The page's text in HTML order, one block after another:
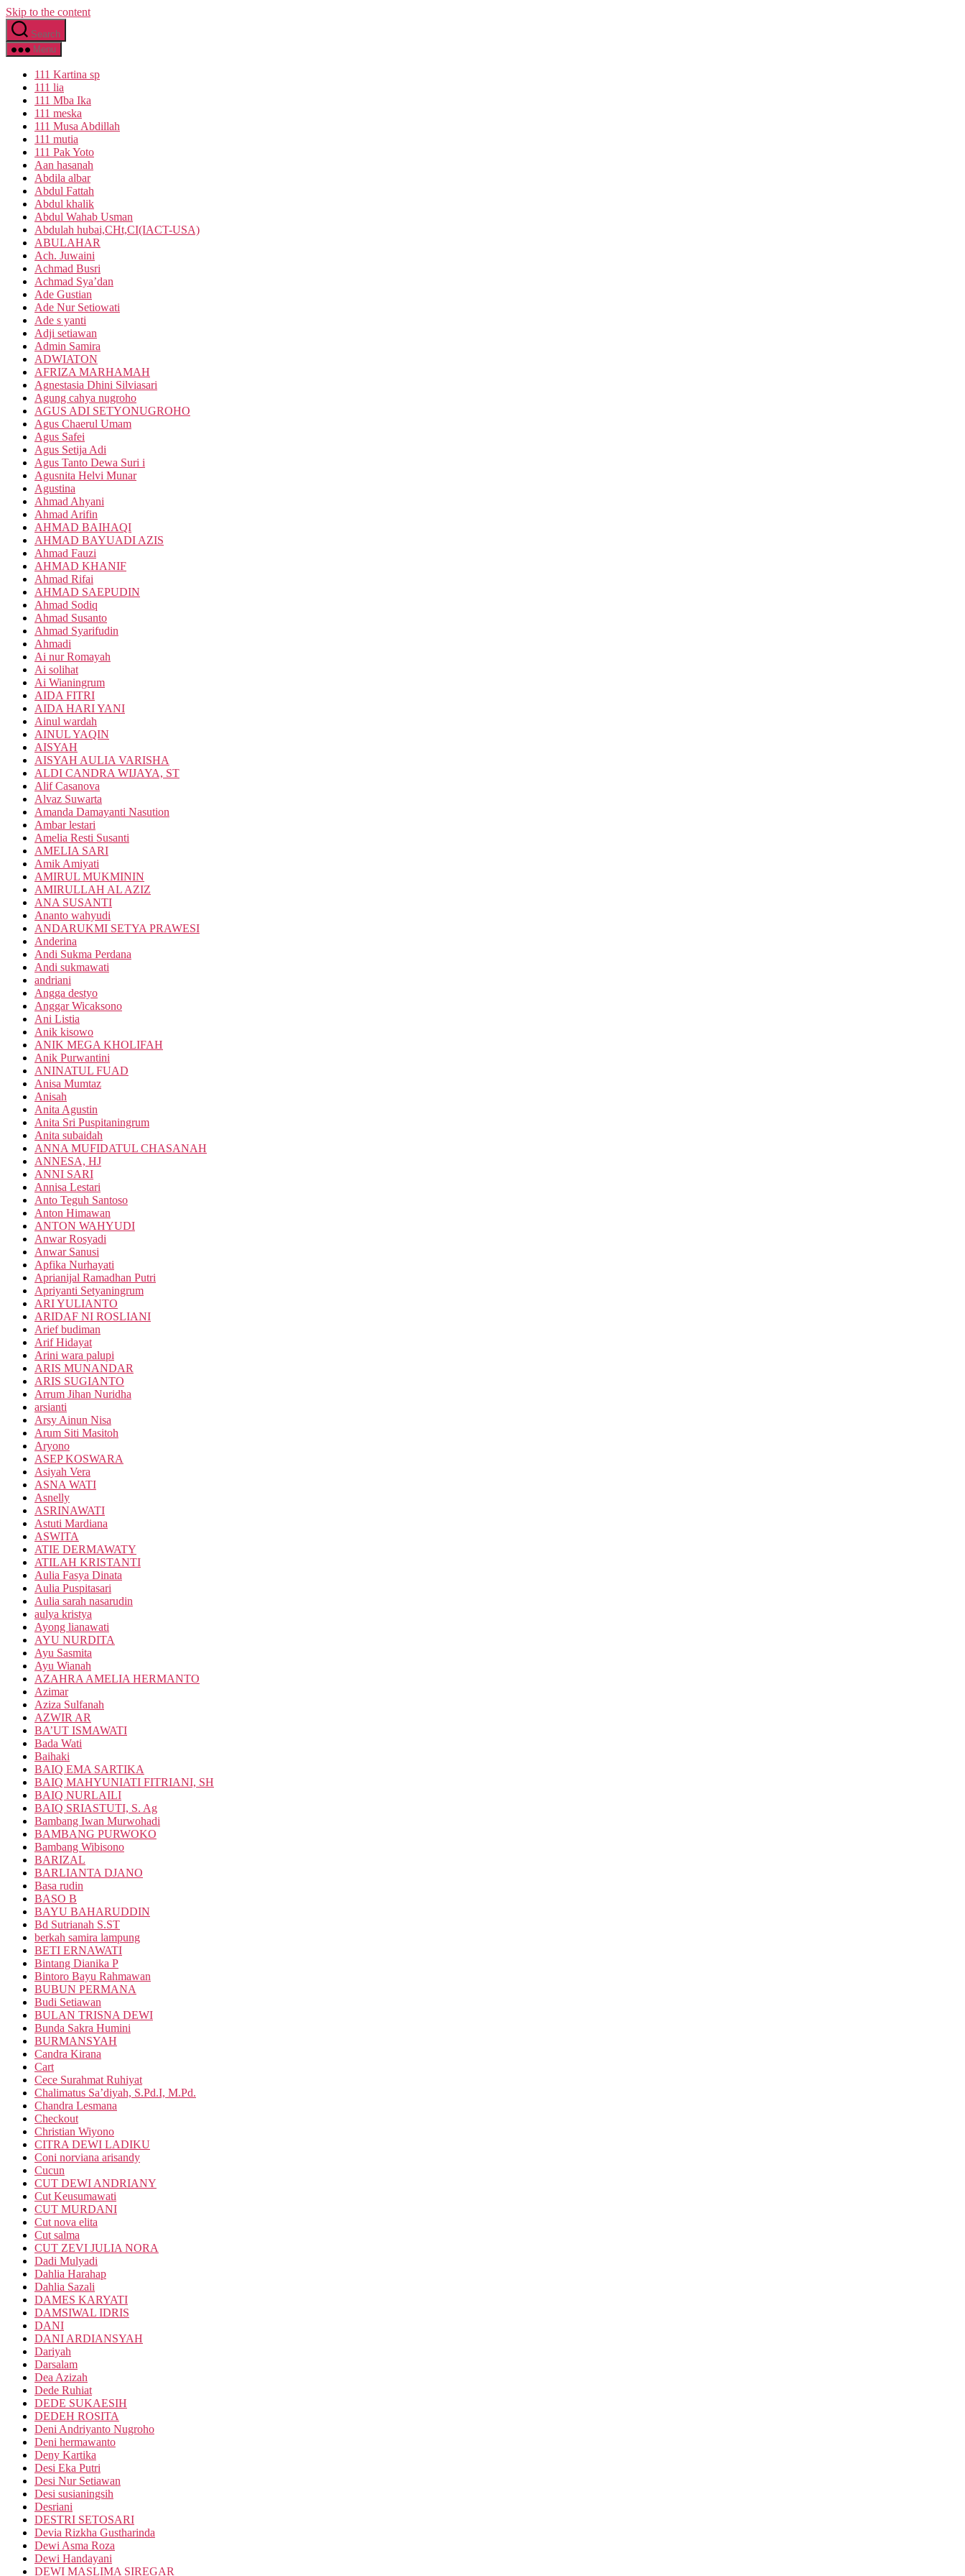
Skip to the content
Search
Menu
111 Kartina sp
111 lia
111 Mba Ika
111 meska
111 Musa Abdillah
111 mutia
111 Pak Yoto
Aan hasanah
Abdila albar
Abdul Fattah
Abdul khalik
Abdul Wahab Usman
Abdulah hubai,CHt,CI(IACT-USA)
ABULAHAR
Ach. Juwaini
Achmad Busri
Achmad Sya’dan
Ade Gustian
Ade Nur Setiowati
Ade s yanti
Adji setiawan
Admin Samira
ADWIATON
AFRIZA MARHAMAH
Agnestasia Dhini Silviasari
Agung cahya nugroho
AGUS ADI SETYONUGROHO
Agus Chaerul Umam
Agus Safei
Agus Setija Adi
Agus Tanto Dewa Suri i
Agusnita Helvi Munar
Agustina
Ahmad Ahyani
Ahmad Arifin
AHMAD BAIHAQI
AHMAD BAYUADI AZIS
Ahmad Fauzi
AHMAD KHANIF
Ahmad Rifai
AHMAD SAEPUDIN
Ahmad Sodiq
Ahmad Susanto
Ahmad Syarifudin
Ahmadi
Ai nur Romayah
Ai solihat
Ai Wianingrum
AIDA FITRI
AIDA HARI YANI
Ainul wardah
AINUL YAQIN
AISYAH
AISYAH AULIA VARISHA
ALDI CANDRA WIJAYA, ST
Alif Casanova
Alvaz Suwarta
Amanda Damayanti Nasution
Ambar lestari
Amelia Resti Susanti
AMELIA SARI
Amik Amiyati
AMIRUL MUKMININ
AMIRULLAH AL AZIZ
ANA SUSANTI
Ananto wahyudi
ANDARUKMI SETYA PRAWESI
Anderina
Andi Sukma Perdana
Andi sukmawati
andriani
Angga destyo
Anggar Wicaksono
Ani Listia
Anik kisowo
ANIK MEGA KHOLIFAH
Anik Purwantini
ANINATUL FUAD
Anisa Mumtaz
Anisah
Anita Agustin
Anita Sri Puspitaningrum
Anita subaidah
ANNA MUFIDATUL CHASANAH
ANNESA, HJ
ANNI SARI
Annisa Lestari
Anto Teguh Santoso
Anton Himawan
ANTON WAHYUDI
Anwar Rosyadi
Anwar Sanusi
Apfika Nurhayati
Aprianijal Ramadhan Putri
Apriyanti Setyaningrum
ARI YULIANTO
ARIDAF NI ROSLIANI
Arief budiman
Arif Hidayat
Arini wara palupi
ARIS MUNANDAR
ARIS SUGIANTO
Arrum Jihan Nuridha
arsianti
Arsy Ainun Nisa
Arum Siti Masitoh
Aryono
ASEP KOSWARA
Asiyah Vera
ASNA WATI
Asnelly
ASRINAWATI
Astuti Mardiana
ASWITA
ATIE DERMAWATY
ATILAH KRISTANTI
Aulia Fasya Dinata
Aulia Puspitasari
Aulia sarah nasarudin
aulya kristya
Ayong lianawati
AYU NURDITA
Ayu Sasmita
Ayu Wianah
AZAHRA AMELIA HERMANTO
Azimar
Aziza Sulfanah
AZWIR AR
BA’UT ISMAWATI
Bada Wati
Baihaki
BAIQ EMA SARTIKA
BAIQ MAHYUNIATI FITRIANI, SH
BAIQ NURLAILI
BAIQ SRIASTUTI, S. Ag
Bambang Iwan Murwohadi
BAMBANG PURWOKO
Bambang Wibisono
BARIZAL
BARLIANTA DJANO
Basa rudin
BASO B
BAYU BAHARUDDIN
Bd Sutrianah S.ST
berkah samira lampung
BETI ERNAWATI
Bintang Dianika P
Bintoro Bayu Rahmawan
BUBUN PERMANA
Budi Setiawan
BULAN TRISNA DEWI
Bunda Sakra Humini
BURMANSYAH
Candra Kirana
Cart
Cece Surahmat Ruhiyat
Chalimatus Sa’diyah, S.Pd.I, M.Pd.
Chandra Lesmana
Checkout
Christian Wiyono
CITRA DEWI LADIKU
Coni norviana arisandy
Cucun
CUT DEWI ANDRIANY
Cut Keusumawati
CUT MURDANI
Cut nova elita
Cut salma
CUT ZEVI JULIA NORA
Dadi Mulyadi
Dahlia Harahap
Dahlia Sazali
DAMES KARYATI
DAMSIWAL IDRIS
DANI
DANI ARDIANSYAH
Dariyah
Darsalam
Dea Azizah
Dede Ruhiat
DEDE SUKAESIH
DEDEH ROSITA
Deni Andriyanto Nugroho
Deni hermawanto
Deny Kartika
Desi Eka Putri
Desi Nur Setiawan
Desi susianingsih
Desriani
DESTRI SETOSARI
Devia Rizkha Gustharinda
Dewi Asma Roza
Dewi Handayani
DEWI MASLIMA SIREGAR